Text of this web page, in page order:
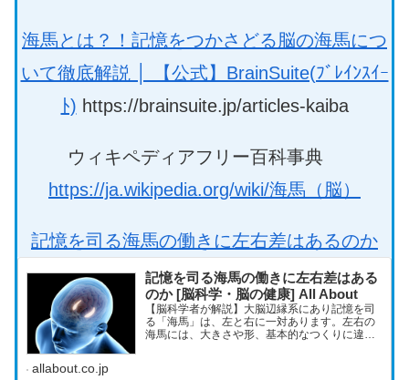
海馬とは？！記憶をつかさどる脳の海馬につ
いて徹底解説 │ 【公式】BrainSuite(ﾌﾞﾚｲﾝｽｲｰ
ﾄ) https://brainsuite.jp/articles-kaiba
ウィキペディアフリー百科事典
https://ja.wikipedia.org/wiki/海馬（脳）
記憶を司る海馬の働きに左右差はあるのか
記憶を司る海馬の働きに左右差はある
のか [脳科学・脳の健康] All About
【脳科学者が解説】大脳辺縁系にあり記憶を司
る「海馬」は、左と右に一対あります。左右の
海馬には、大きさや形、基本的なつくりに違い
allabout.co.jp